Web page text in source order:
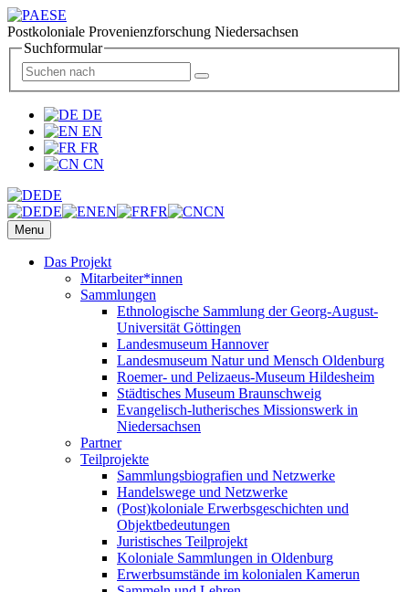
Postkoloniale Provenienzforschung Niedersachsen
Suchformular
DE
EN
FR
CN
DE
DE
EN FR CN
Menu
Das Projekt
Mitarbeiter*innen
Sammlungen
Ethnologische Sammlung der Georg-August-
Universität Göttingen
Landesmuseum Hannover
Landesmuseum Natur und Mensch Oldenburg
Roemer- und Pelizaeus-Museum Hildesheim
Städtisches Museum Braunschweig
Evangelisch-lutherisches Missionswerk in
Niedersachsen
Partner
Teilprojekte
Sammlungsbiografien und Netzwerke
Handelswege und Netzwerke
(Post)koloniale Erwerbsgeschichten und
Objektbedeutungen
Juristisches Teilprojekt
Koloniale Sammlungen in Oldenburg
Erwerbsumstände im kolonialen Kamerun